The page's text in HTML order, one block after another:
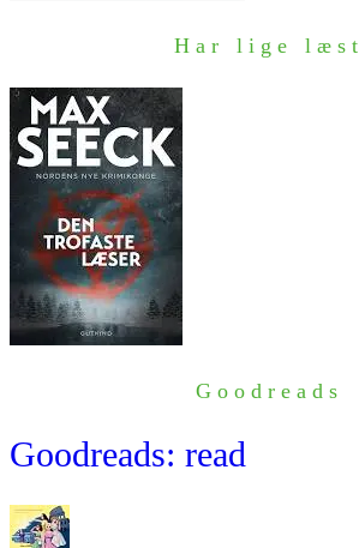
Har lige læst
Goodreads
Goodreads: read